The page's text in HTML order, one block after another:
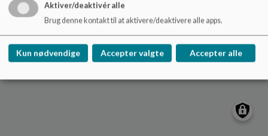
Cookie politik
Aktiver/deaktivér alle
Brug denne kontakt til at aktivere/deaktivere alle apps.
Kun nødvendige Accepter valgte Accepter alle